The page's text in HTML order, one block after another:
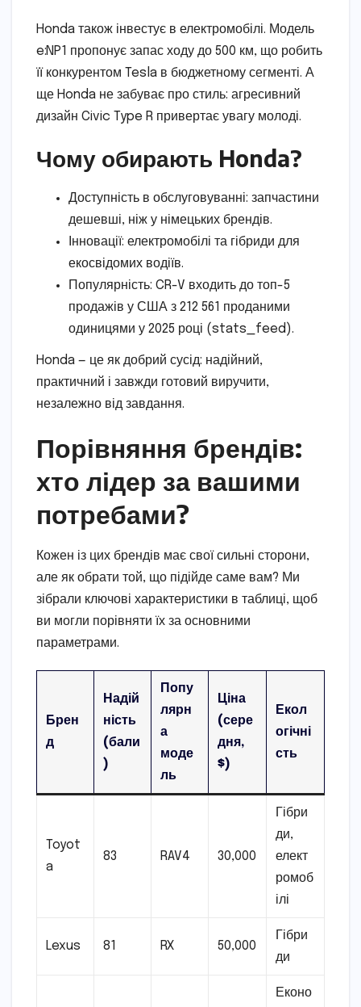
Honda також інвестує в електромобілі. Модель
e:NP1 пропонує запас ходу до 500 км, що робить
її конкурентом Tesla в бюджетному сегменті. А
ще Honda не забуває про стиль: агресивний
дизайн Civic Type R привертає увагу молоді.
Чому обирають Honda?
Доступність в обслуговуванні: запчастини
дешевші, ніж у німецьких брендів.
Інновації: електромобілі та гібриди для
екосвідомих водіїв.
Популярність: CR-V входить до топ-5
продажів у США з 212 561 проданими
одиницями у 2025 році (stats_feed).
Honda — це як добрий сусід: надійний,
практичний і завжди готовий виручити,
незалежно від завдання.
Порівняння брендів:
хто лідер за вашими
потребами?
Кожен із цих брендів має свої сильні сторони,
але як обрати той, що підійде саме вам? Ми
зібрали ключові характеристики в таблиці, щоб
ви могли порівняти їх за основними
параметрами.
Брен
д
Надій
ність
(бали
)
Попу
лярн
а
моде
ль
Ціна
(сере
дня,
$)
Екол
огічні
сть
Toyot
a
83 RAV4 30,000
Гібри
ди,
елект
ромоб
ілі
Lexus 81 RX 50,000
Гібри
ди
Еконо